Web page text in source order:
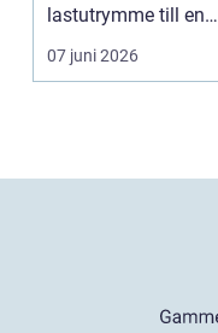
lastutrymme till en
lättjobbad yta.
att dra ut la...
07 juni 2026